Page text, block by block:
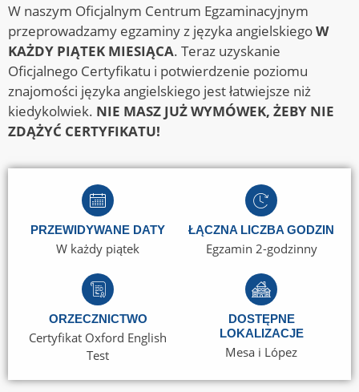
W naszym Oficjalnym Centrum Egzaminacyjnym
przeprowadzamy egzaminy z języka angielskiegoW
KAŻDY PIĄTEK MIESIĄCA. Teraz uzyskanie
Oficjalnego Certyfikatu i potwierdzenie poziomu
znajomości języka angielskiego jest łatwiejsze niż
kiedykolwiek. NIE MASZ JUŻ WYMÓWEK, ŻEBY NIE
ZDĄŻYĆ CERTYFIKATU!
PRZEWIDYWANE DATY
W każdy piątek
ŁĄCZNA LICZBA GODZIN
Egzamin 2-godzinny
ORZECZNICTWO
Certyfikat Oxford English
Test
DOSTĘPNE
LOKALIZACJE
Mesa i López